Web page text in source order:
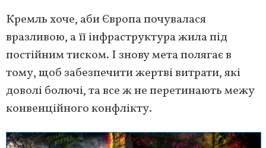
Кремль хоче, аби Європа почувалася
вразливою, а її інфраструктура жила під
постійним тиском. І знову мета полягає в
тому, щоб забезпечити жертві витрати, які
доволі болючі, та все ж не перетинають межу
конвенційного конфлікту.